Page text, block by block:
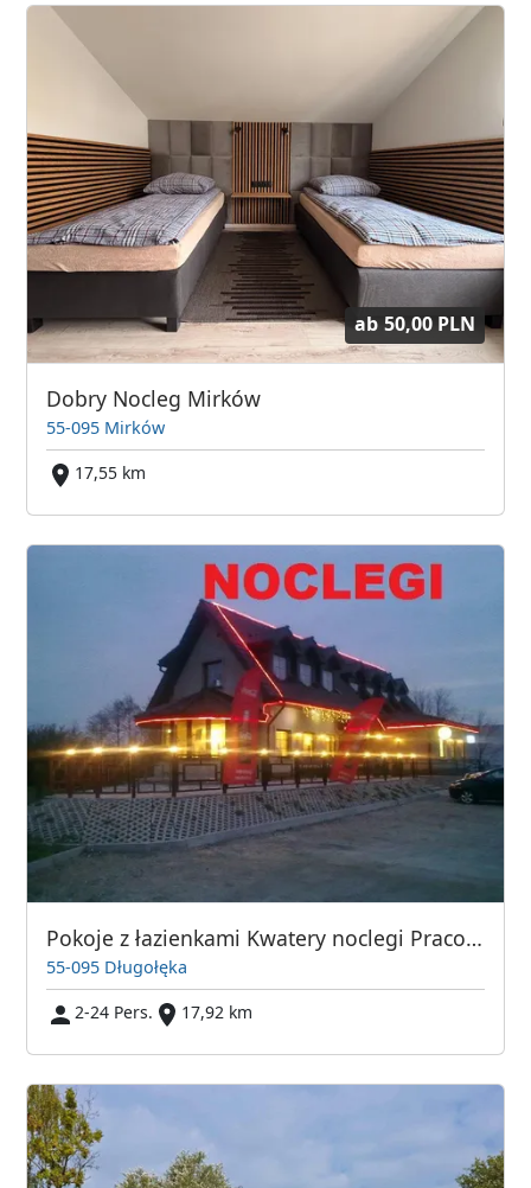
ab 50,00 PLN
Dobry Nocleg Mirków
55-095 Mirków
17,55 km
Pokoje z łazienkami Kwatery noclegi Pracownicze Byków gm. Długołęka , Wrocław
55-095 Długołęka
2-24 Pers.
17,92 km